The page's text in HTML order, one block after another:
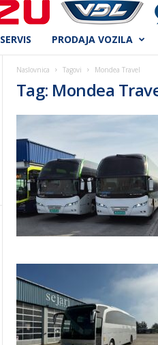
SERVIS PRODAJA VOZILA
Naslovnica Tagovi Mondea Travel
Tag: Mondea